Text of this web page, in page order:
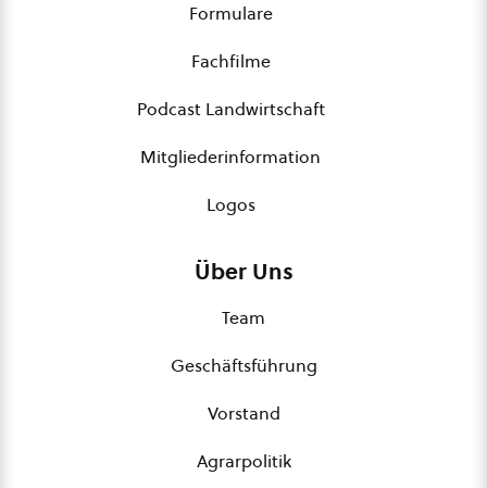
Formulare
Fachfilme
Podcast Landwirtschaft
Mitgliederinformation
Logos
Über Uns
Team
Geschäftsführung
Vorstand
Agrarpolitik